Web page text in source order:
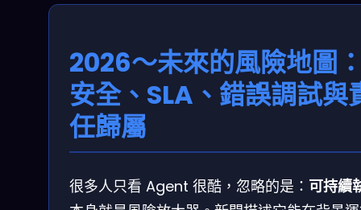
2026～未來的風險地圖
安全、SLA、錯誤調試與
任歸屬
很多人只看 Agent 很酷，忽略的是： 可持續